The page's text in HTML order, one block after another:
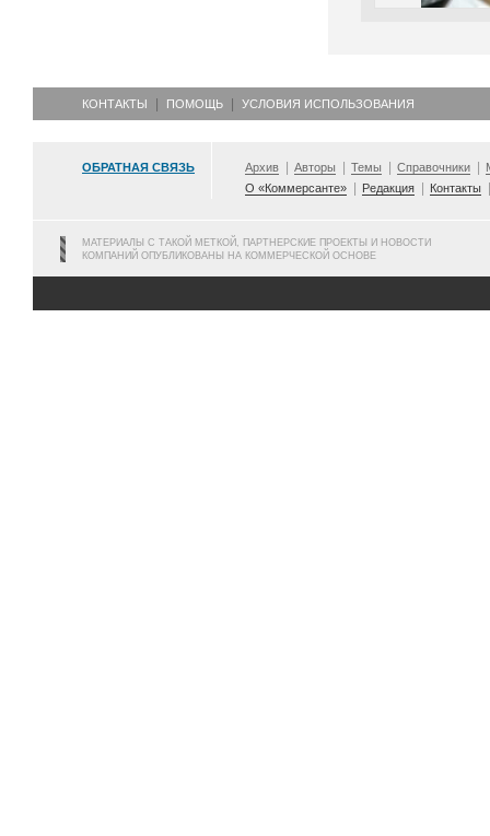
КОНТАКТЫ ПОМОЩЬ УСЛОВИЯ ИСПОЛЬЗОВАНИЯ
ОБРАТНАЯ СВЯЗЬ Архив Авторы Темы Справочники
О «Коммерсанте»
Редакция Контакты
МАТЕРИАЛЫ С ТАКОЙ МЕТКОЙ, ПАРТНЕРСКИЕ ПРОЕКТЫ И НОВОСТИ
КОМПАНИЙ ОПУБЛИКОВАНЫ НА КОММЕРЧЕСКОЙ ОСНОВЕ